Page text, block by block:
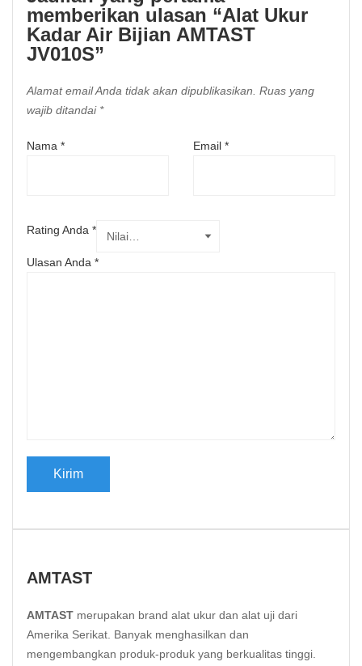
memberikan ulasan “Alat Ukur
Kadar Air Bijian AMTAST
JV010S”
Alamat email Anda tidak akan dipublikasikan. Ruas yang
wajib ditandai *
Nama * Email *
Rating Anda *
Ulasan Anda *
AMTAST
AMTAST merupakan brand alat ukur dan alat uji dari
Amerika Serikat. Banyak menghasilkan dan
mengembangkan produk-produk yang berkualitas tinggi.